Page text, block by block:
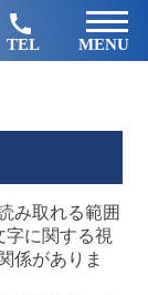
TEL MENU
み取れる範囲
字に関する視
係がありま